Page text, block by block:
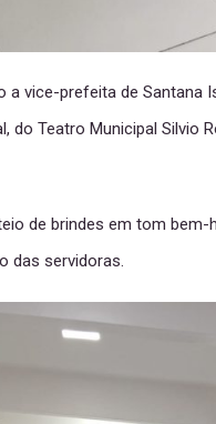
vice-prefeita de Santana
do Teatro Municipal Silvio
de brindes em tom
das servidoras.